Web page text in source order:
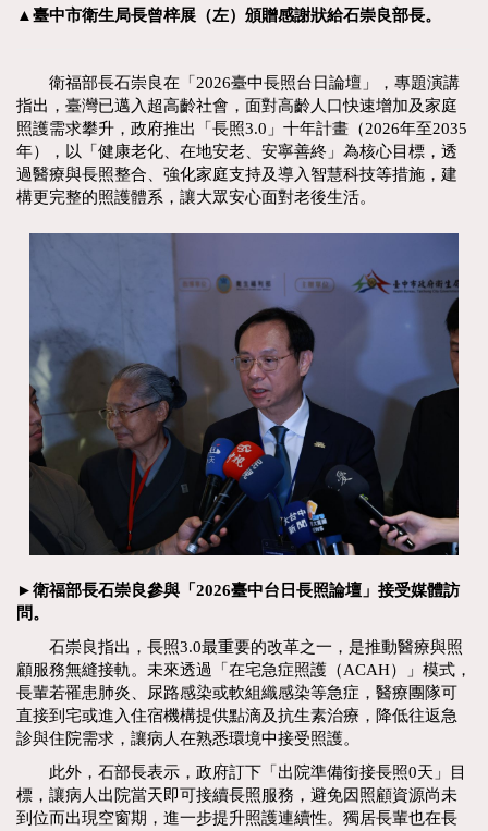
▲臺中市衛生局長曾梓展（左）頒贈感謝狀給石崇良部長。
衛福部長石崇良在「2026臺中長照台日論壇」，專題演講
指出，臺灣已邁入超高齡社會，面對高齡人口快速增加及家庭
照護需求攀升，政府推出「長照3.0」十年計畫（2026年至2035
年），以「健康老化、在地安老、安寧善終」為核心目標，透
過醫療與長照整合、強化家庭支持及導入智慧科技等措施，建
構更完整的照護體系，讓大眾安心面對老後生活。
►衛福部長石崇良參與「2026臺中台日長照論壇」接受媒體訪
問。
石崇良指出，長照3.0最重要的改革之一，是推動醫療與照
顧服務無縫接軌。未來透過「在宅急症照護（ACAH）」模式，
長輩若罹患肺炎、尿路感染或軟組織感染等急症，醫療團隊可
直接到宅或進入住宿機構提供點滴及抗生素治療，降低往返急
診與住院需求，讓病人在熟悉環境中接受照護。
此外，石部長表示，政府訂下「出院準備銜接長照0天」目
標，讓病人出院當天即可接續長照服務，避免因照顧資源尚未
到位而出現空窗期，進一步提升照護連續性。獨居長輩也在長